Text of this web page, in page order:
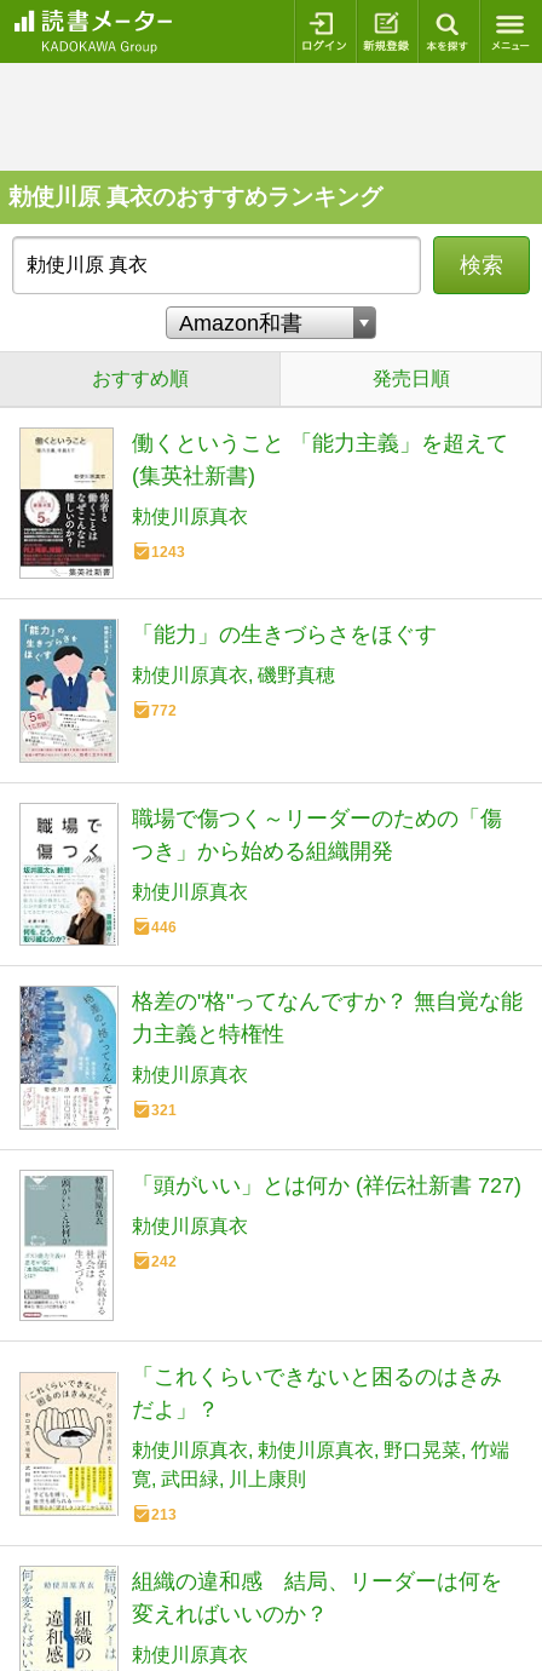
ログイン 新規登録
勅使川原 真衣のおすすめランキング
検索
おすすめ順 発売日順
働くということ 「能力主義」を超えて
(集英社新書)
勅使川原真衣
1243
「能力」の生きづらさをほぐす
勅使川原真衣 磯野真穂
772
職場で傷つく～リーダーのための「傷
つき」から始める組織開発
勅使川原真衣
446
格差の"格"ってなんですか？ 無自覚な能
力主義と特権性
勅使川原真衣
321
「頭がいい」とは何か (祥伝社新書 727)
勅使川原真衣
242
「これくらいできないと困るのはきみ
だよ」？
勅使川原真衣 勅使川原真衣 野口晃菜 竹端
寛 武田緑 川上康則
213
組織の違和感 結局、リーダーは何を
変えればいいのか？
勅使川原真衣